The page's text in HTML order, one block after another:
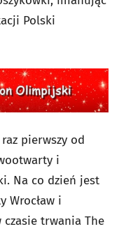
Polski
pierwszy od
i
Na co dzień jest
Wrocław i
czasie trwania The